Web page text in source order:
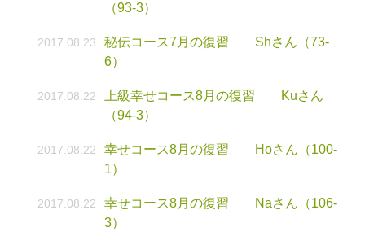
（93-3）
2017.08.23
秘伝コース7月の復習 Shさん（73-
6）
2017.08.22
上級幸せコース8月の復習 Kuさん
（94-3）
2017.08.22
幸せコース8月の復習 Hoさん（100-
1）
2017.08.22
幸せコース8月の復習 Naさん（106-
3）